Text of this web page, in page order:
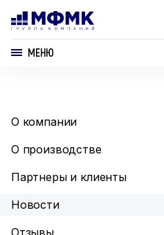
МЕНЮ
О компании
О производстве
Партнеры и клиенты
Новости
Отзывы